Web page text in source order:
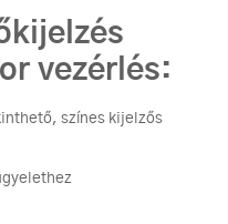
vezérlés:
színes kijelzős